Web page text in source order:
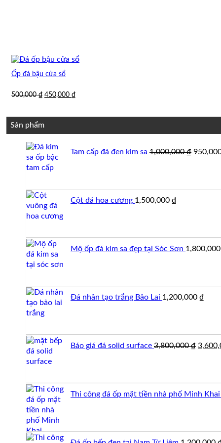
Ốp đá bậu cửa sổ
500,000₫ Giá
450,000 ₫Giá
Sản phẩm
Tam cấp đá đen kim sa 1,000,000₫ Giá
Cột đá hoa cương 1,500,000 ₫
Mộ ốp đá kim sa đẹp tại Sóc Sơn 1,800,000
Đá nhân tạo trắng Bảo Lai 1,200,000 ₫
Báo giá đá solid surface 3,800,000₫ Giá
Thi công đá ốp mặt tiền nhà phố Minh Khai